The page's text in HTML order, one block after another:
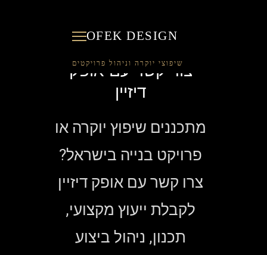
OFEK DESIGN
צור קשר עם אופק
דיזיין
מתכננים שיפוץ יוקרה או
פרויקט בנייה בישראל?
צרו קשר עם אופק דיזיין
לקבלת ייעוץ מקצועי,
תכנון, ניהול ביצוע